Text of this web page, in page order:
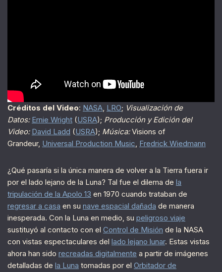
Créditos del Video: NASA, LRO; Visualización de
Datos: Ernie Wright (USRA); Producción y Edición del
Video: David Ladd (USRA); Música:Visions of
Grandeur, Universal Production Music, Fredrick Wiedmann
¿Qué pasaría si la única manera de volver a la Tierra fuera ir
por el lado lejano de la Luna? Tal fue el dilema de la
tripulación de la Apolo 13 en 1970 cuando trataban de
regresar a casa en su nave espacial dañada de manera
inesperada. Con la Luna en medio, su peligroso viaje
sustituyó al contacto con el Control de Misión de la NASA
con vistas espectaculares del lado lejano lunar. Estas vistas
ahora han sido recreadas digitalmente a partir de imágenes
detalladas de la Luna tomadas por el Orbitador de